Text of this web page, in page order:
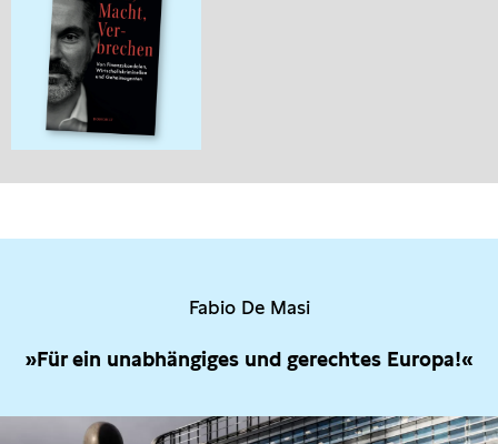
Fabio De Masi
»Für ein unabhängiges und gerechtes Europa!«